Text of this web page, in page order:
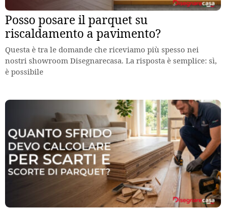
Posso posare il parquet su
riscaldamento a pavimento?
Questa è tra le domande che riceviamo più spesso nei
nostri showroom Disegnarecasa. La risposta è semplice: sì,
è possibile